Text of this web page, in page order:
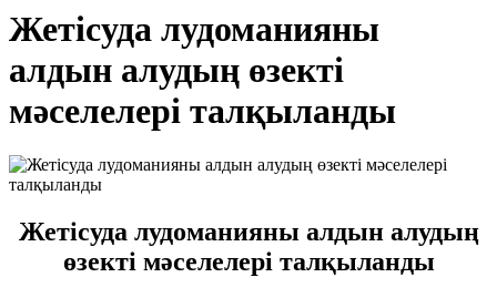
Жетісуда лудоманияны
алдын алудың өзекті
мәселелері талқыланды
Жетісуда лудоманияны алдын алудың
өзекті мәселелері талқыланды